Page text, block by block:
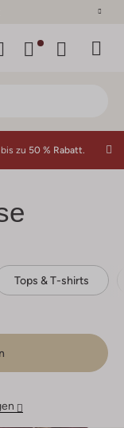
zu 50 % Rabatt.
Tops & T-shirts